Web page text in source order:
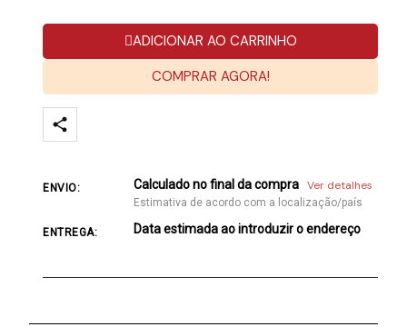
ADICIONAR AO CARRINHO
COMPRAR AGORA!
ENVIO: Calculado no final da compra Ver detalhes
Estimativa de acordo com a localização/país
ENTREGA: Data estimada ao introduzir o endereço